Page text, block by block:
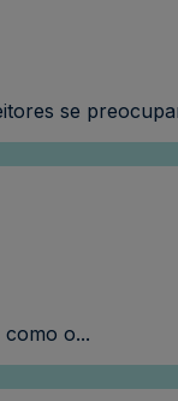
se
o...